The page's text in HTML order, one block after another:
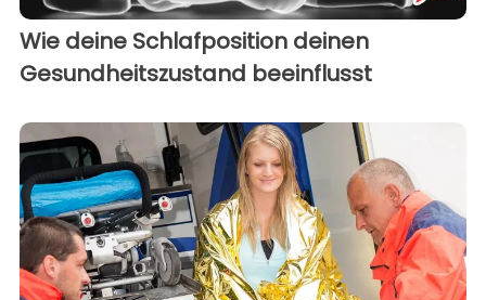
Wie deine Schlafposition deinen
Gesundheitszustand beeinflusst